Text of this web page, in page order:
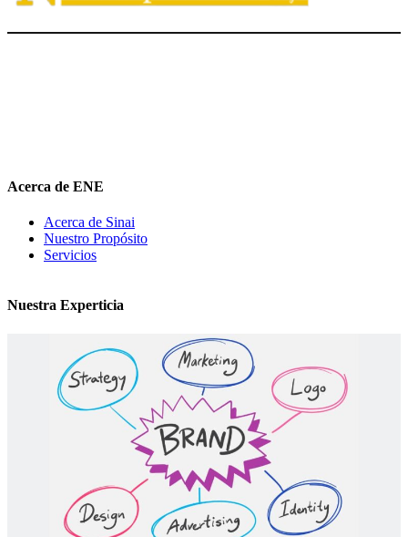
Acerca de ENE
Acerca de Sinai
Nuestro Propósito
Servicios
Nuestra Experticia